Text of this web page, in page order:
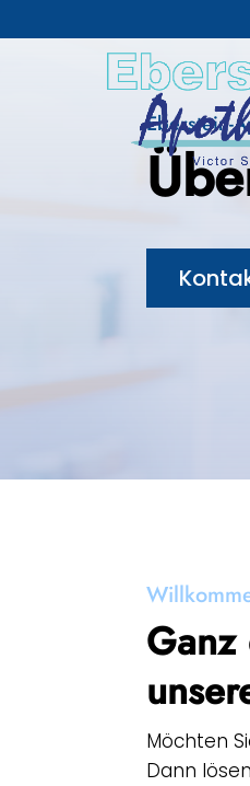
Eberstein-
Ganz
Möchten
Dann